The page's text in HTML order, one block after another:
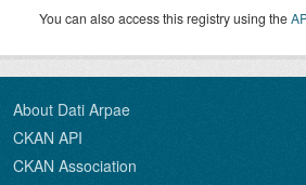
You can also access this registry using the
About Dati Arpae
CKAN API
CKAN Association